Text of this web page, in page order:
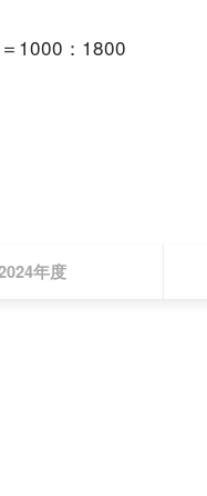
1000：1800
年度